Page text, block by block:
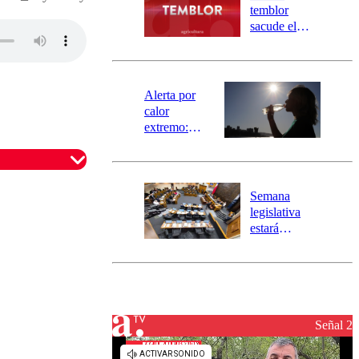
activa
mensajería
SAE
temblor
sacude el
revisa la
epicentro
Alerta por
calor
extremo:
activa Alerta
Preventiva en
tres comunas
Semana
legislativa
estará
el fin de la
reconstrucciónSeñal 2